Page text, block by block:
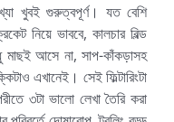
খুবই গুরুত্বপূর্ণ। যত বেশি
নিয়ে ভাববে, কালচার বিল্ড
আসে না, সাপ-কাঁকড়াসহ
এখানেই। সেই ফিল্টারিংটা
৩টা ভালো লেখা তৈরি করা